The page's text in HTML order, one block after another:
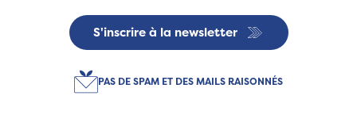
S'inscrire à la newsletter
PAS DE SPAM ET DES MAILS RAISONNÉS